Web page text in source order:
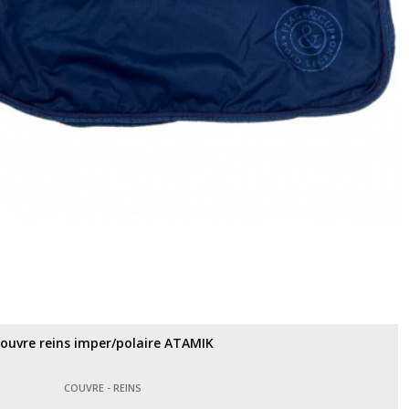
reins imper/polaire ATAMIK
COUVRE - REINS